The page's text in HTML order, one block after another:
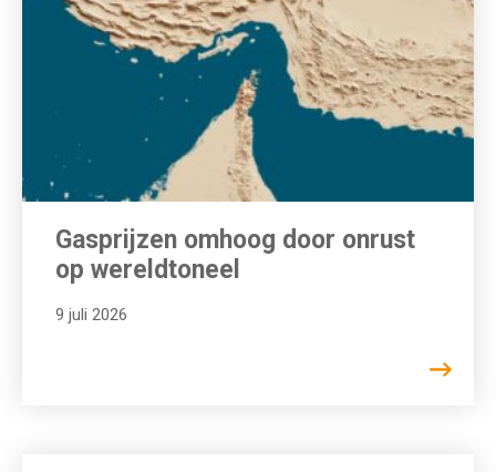
Gasprijzen omhoog door onrust
op wereldtoneel
9 juli 2026